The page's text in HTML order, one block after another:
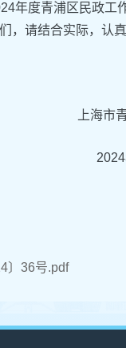
年度青浦区民政工
，请结合实际，认真
上海市
〕36号.pdf